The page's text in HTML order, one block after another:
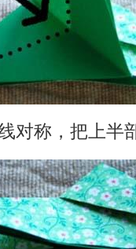
对称，把上半